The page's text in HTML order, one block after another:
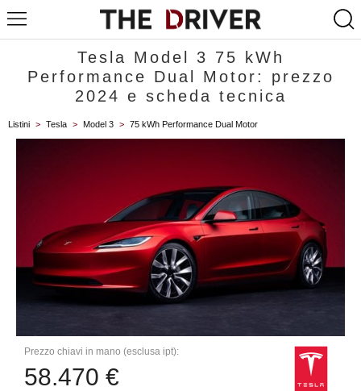
Tesla Model 3 75 kWh
Performance Dual Motor: prezzo
2024 e scheda tecnica
Listini > Tesla > Model 3 > 75 kWh Performance Dual Motor
Prezzo chiavi in mano (esclusa ipt):
58.470 €